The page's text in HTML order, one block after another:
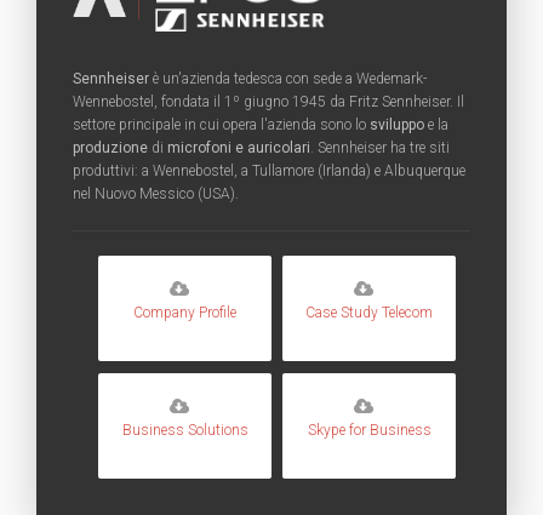
Sennheiser è un'azienda tedesca con sede a Wedemark-
Wennebostel, fondata il 1º giugno 1945 da Fritz Sennheiser. Il
settore principale in cui opera l'azienda sono lo sviluppo e la
produzione di microfoni e auricolari. Sennheiser ha tre siti
produttivi: a Wennebostel, a Tullamore (Irlanda) e Albuquerque
nel Nuovo Messico (USA).
Company Profile Case Study Telecom
Business Solutions Skype for Business